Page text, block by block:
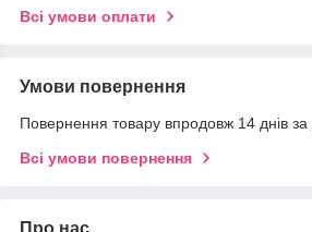
Всі умови оплати
Умови повернення
Повернення товару впродовж 14 днів
Всі умови повернення